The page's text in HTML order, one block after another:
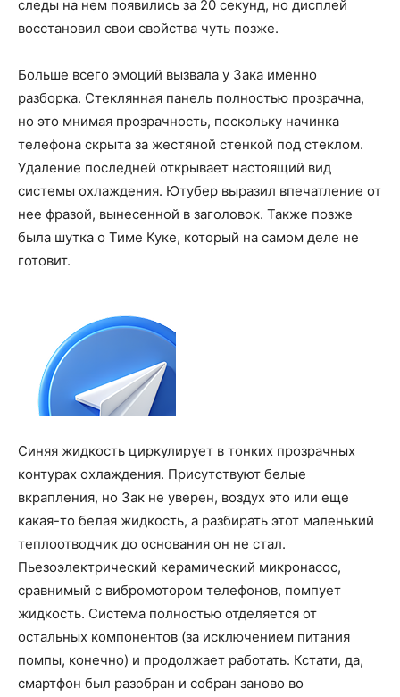
следы на нем появились за 20 секунд, но дисплей
восстановил свои свойства чуть позже.
Больше всего эмоций вызвала у Зака именно
разборка. Стеклянная панель полностью прозрачна,
но это мнимая прозрачность, поскольку начинка
телефона скрыта за жестяной стенкой под стеклом.
Удаление последней открывает настоящий вид
системы охлаждения. Ютубер выразил впечатление от
нее фразой, вынесенной в заголовок. Также позже
была шутка о Тиме Куке, который на самом деле не
готовит.
Синяя жидкость циркулирует в тонких прозрачных
контурах охлаждения. Присутствуют белые
вкрапления, но Зак не уверен, воздух это или еще
какая-то белая жидкость, а разбирать этот маленький
теплоотводчик до основания он не стал.
Пьезоэлектрический керамический микронасос,
сравнимый с вибромотором телефонов, помпует
жидкость. Система полностью отделяется от
остальных компонентов (за исключением питания
помпы, конечно) и продолжает работать. Кстати, да,
смартфон был разобран и собран заново во